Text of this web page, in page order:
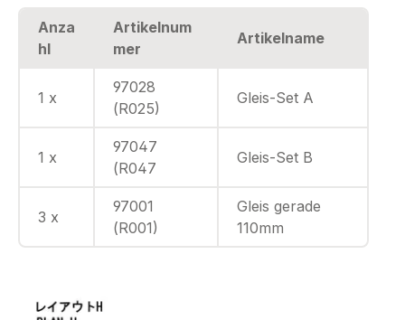
Anza
hl
Artikelnum
mer
Artikelname
1 x
97028
(R025)
Gleis-Set A
1 x
97047
(R047
Gleis-Set B
3 x
97001
(R001)
Gleis gerade
110mm